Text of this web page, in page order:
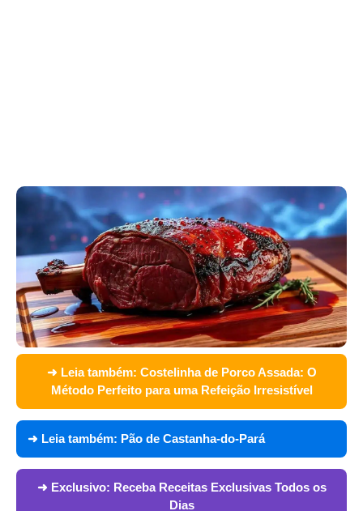
➜ Leia também: Costelinha de Porco Assada: O
Método Perfeito para uma Refeição Irresistível
➜ Leia também: Pão de Castanha-do-Pará
➜ Exclusivo: Receba Receitas Exclusivas Todos os
Dias